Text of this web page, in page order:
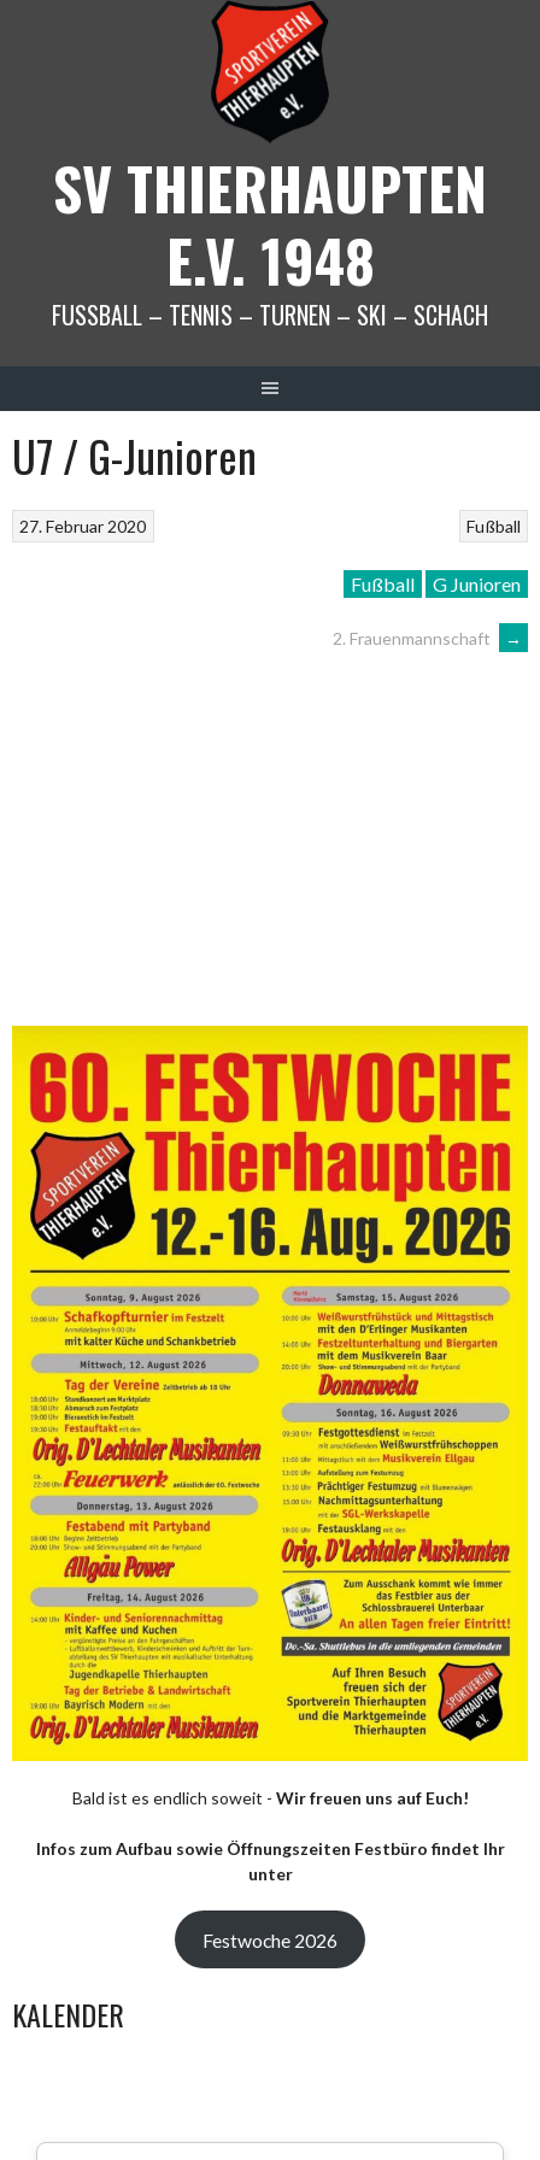
SV THIERHAUPTEN
E.V. 1948
FUSSBALL – TENNIS – TURNEN – SKI – SCHACH
U7 / G-Junioren
Fußball
27. Februar 2020
Fußball G Junioren
2. Frauenmannschaft →
Bald ist es endlich soweit - Wir freuen uns auf Euch!
Infos zum Aufbau sowie Öffnungszeiten Festbüro findet Ihr
unter
Festwoche 2026
KALENDER